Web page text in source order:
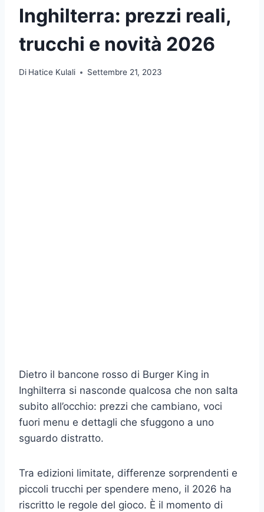
Inghilterra: prezzi reali,
trucchi e novità 2026
Di Hatice Kulali Settembre 21, 2023
Dietro il bancone rosso di Burger King in
Inghilterra si nasconde qualcosa che non salta
subito all’occhio: prezzi che cambiano, voci
fuori menu e dettagli che sfuggono a uno
sguardo distratto.
Tra edizioni limitate, differenze sorprendenti e
piccoli trucchi per spendere meno, il 2026 ha
riscritto le regole del gioco. È il momento di